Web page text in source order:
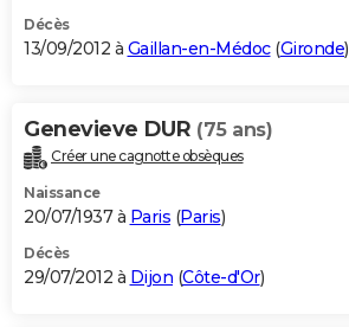
Décès
13/09/2012 à Gaillan-en-Médoc(Gironde)
Genevieve DUR (75 ans)
Créer une cagnotte obsèques
Naissance
20/07/1937 à Paris (Paris)
Décès
29/07/2012 à Dijon (Côte-d'Or)